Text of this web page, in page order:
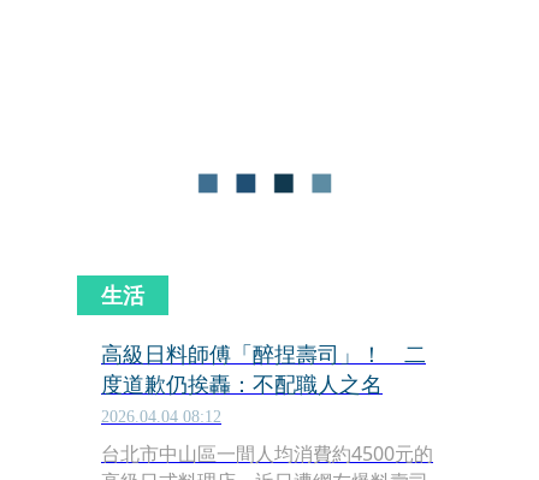
生活
高級日料師傅「醉捏壽司」！ 二
度道歉仍挨轟：不配職人之名
2026.04.04 08:12
台北市中山區一間人均消費約4500元的